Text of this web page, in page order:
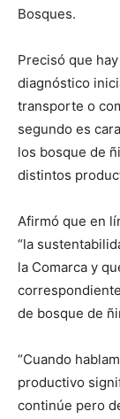
Bosques.
Precisó que
diagnóstico
transporte o
segundo es
los bosque de
distintos
Afirmó que en
“la
la Comarca y
de bosque de
“Cuando
productivo
continúe pero